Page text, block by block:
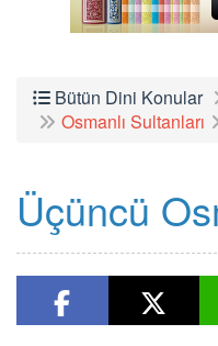
Bütün Dini Konular
Osmanlı Sultanları
Üçüncü